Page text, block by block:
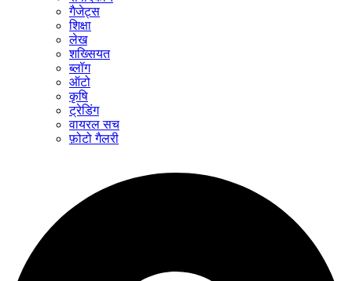
गैजेट्स
शिक्षा
लेख
शख्सियत
ब्लॉग
ऑटो
कृषि
ट्रेडिंग
वायरल सच
फ़ोटो गैलरी